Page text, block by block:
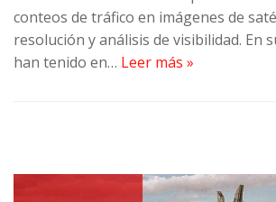
conteos de tráfico en imágenes de
resolución y análisis de visibilidad. En
han tenido en… Leer más »